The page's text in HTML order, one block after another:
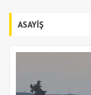
ASAYİŞ